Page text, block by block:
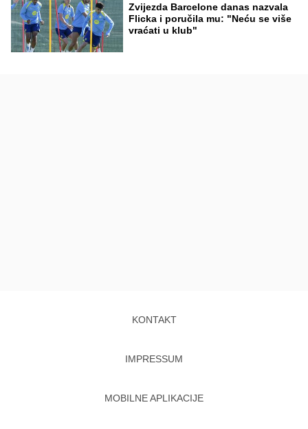
Zvijezda Barcelone danas nazvala
Flicka i poručila mu: "Neću se više
vraćati u klub"
KONTAKT
IMPRESSUM
MOBILNE APLIKACIJE